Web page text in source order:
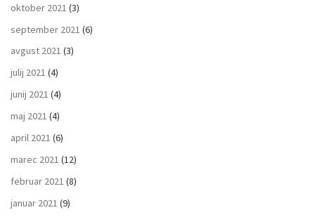
oktober 2021 (3)
september 2021 (6)
avgust 2021 (3)
julij 2021 (4)
junij 2021 (4)
maj 2021 (4)
april 2021 (6)
marec 2021 (12)
februar 2021 (8)
januar 2021 (9)